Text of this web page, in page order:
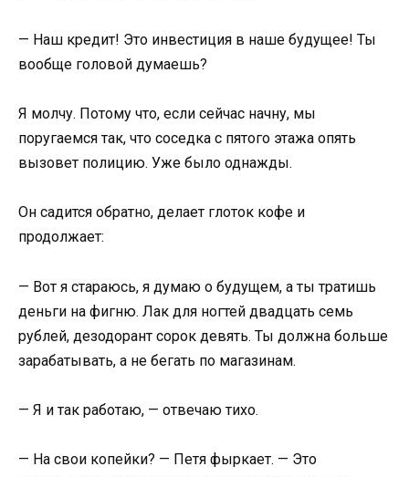
— Наш кредит! Это инвестиция в наше будущее! Ты
вообще головой думаешь?
Я молчу. Потому что, если сейчас начну, мы
поругаемся так, что соседка с пятого этажа опять
вызовет полицию. Уже было однажды.
Он садится обратно, делает глоток кофе и
продолжает:
— Вот я стараюсь, я думаю о будущем, а ты тратишь
деньги на фигню. Лак для ногтей двадцать семь
рублей, дезодорант сорок девять. Ты должна больше
зарабатывать, а не бегать по магазинам.
— Я и так работаю, — отвечаю тихо.
— На свои копейки? — Петя фыркает. — Это